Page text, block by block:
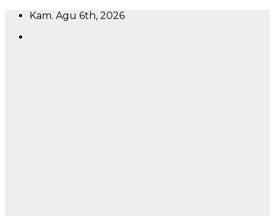
Skip
content
Kam. Agu 6th, 2026